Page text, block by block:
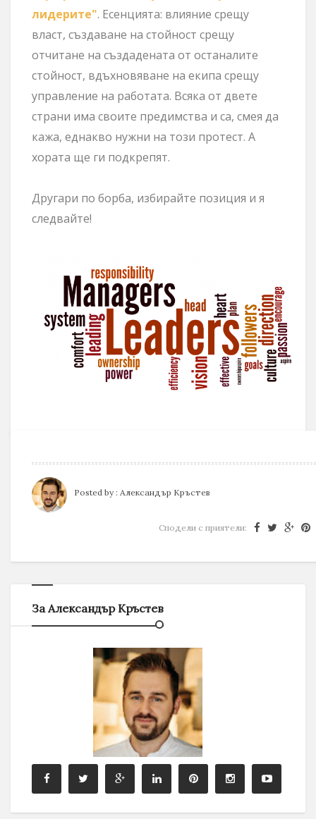
лидерите". Есенцията: влияние срещу
власт, създаване на стойност срещу
отчитане на създадената от останалите
стойност, вдъхновяване на екипа срещу
управление на работата. Всяка от двете
страни има своите предимства и са, смея да
кажа, еднакво нужни на този протест. А
хората ще ги подкрепят.
Другари по борба, избирайте позиция и я
следвайте!
Posted by : Александър Кръстев
Сподели с приятели:
За Александър Кръстев